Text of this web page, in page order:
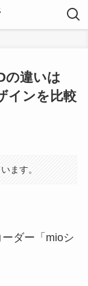
の違いは
インを比較
ます。
ダー「mioシ